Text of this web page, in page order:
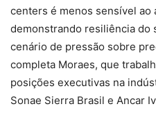
centers é menos sensível ao
demonstrando resiliência do
cenário de pressão sobre
completa Moraes, que
posições executivas na
Sonae Sierra Brasil e Ancar